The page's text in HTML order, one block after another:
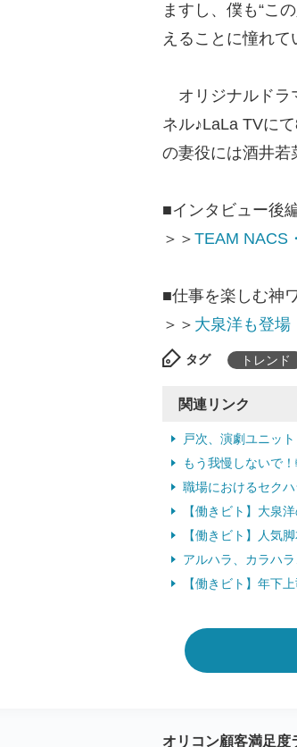
ますし、僕も“こ
えることに憧れて
オリジナルドラ
ネル♪LaLa TVに
の妻役には酒井若
■インタビュー後
＞＞ TEAM NACS
■仕事を楽しむ神
＞＞ 大泉洋も登場
タグ トレンド
関連リンク
戸次、演劇ユニッ
もう我慢しないで
職場におけるセク
【働きビト】大泉
【働きビト】人気
アルハラ、カラハ
【働きビト】年下
オリコン顧客満足度